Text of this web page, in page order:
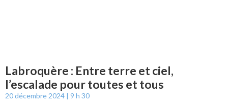
Labroquère : Entre terre et ciel,
l’escalade pour toutes et tous
20 décembre 2024 9 h 30